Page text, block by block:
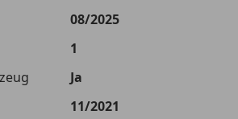
Bank. Rückzahlungszeitraum 1-10
08/2025
1
Ja
11/2021